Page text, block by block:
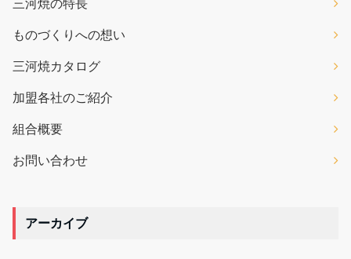
三河焼の特長
ものづくりへの想い
三河焼カタログ
加盟各社のご紹介
組合概要
お問い合わせ
アーカイブ